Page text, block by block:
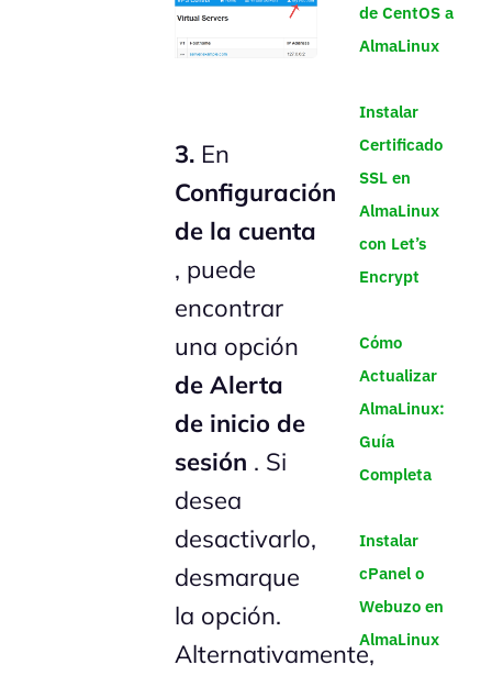
3. En
Configuración
de la cuenta
, puede
encontrar
una opción
de Alerta
de inicio de
sesión . Si
desea
desactivarlo,
desmarque
la opción.
Alternativamente,
de CentOS a
AlmaLinux
Instalar
Certificado
SSL en
AlmaLinux
con Let’s
Encrypt
Cómo
Actualizar
AlmaLinux:
Guía
Completa
Instalar
cPanel o
Webuzo en
AlmaLinux